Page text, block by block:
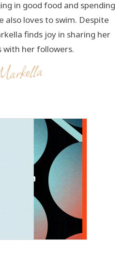
in good food and spending
also loves to swim. Despite
finds joy in sharing her
with her followers.